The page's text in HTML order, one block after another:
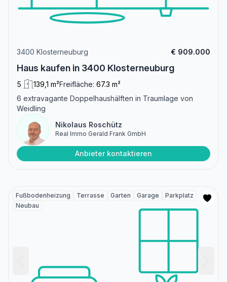
3400 Klosterneuburg € 909.000
Haus kaufen in 3400 Klosterneuburg
5 139,1 m²Freifläche: 67.3 m²
6 extravagante Doppelhaushälften in Traumlage von
Weidling
Nikolaus Roschütz
Real Immo Gerald Frank GmbH
Anbieter kontaktieren
Fußbodenheizung Terrasse Garten Garage
Parkplatz
Neubau